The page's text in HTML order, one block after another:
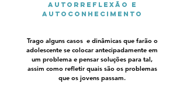
Autorreflexão e
autoconhecimento
Trago alguns casos e dinâmicas que farão o
adolescente se colocar antecipadamente em
um problema e pensar soluções para tal,
assim como refletir quais são os problemas
que os jovens passam.